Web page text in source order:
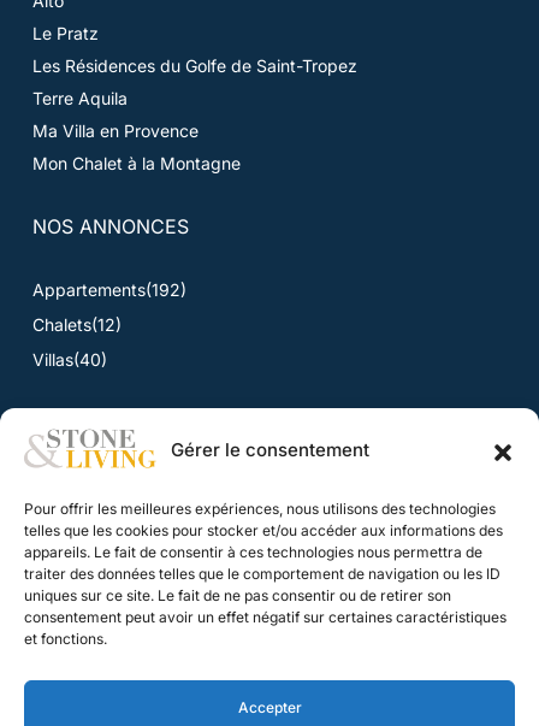
Gérer le consentement
Pour offrir les meilleures expériences, nous utilisons des technologies
telles que les cookies pour stocker et/ou accéder aux informations des
appareils. Le fait de consentir à ces technologies nous permettra de
traiter des données telles que le comportement de navigation ou les ID
uniques sur ce site. Le fait de ne pas consentir ou de retirer son
consentement peut avoir un effet négatif sur certaines caractéristiques
et fonctions.
Accepter
Le Pratz
Les Résidences du Golfe de Saint-Tropez
Terre Aquila
Ma Villa en Provence
Mon Chalet à la Montagne
NOS ANNONCES
Appartements(192)
Chalets(12)
Villas(40)
Toutes les actualités
CONTACT
Nous contacter